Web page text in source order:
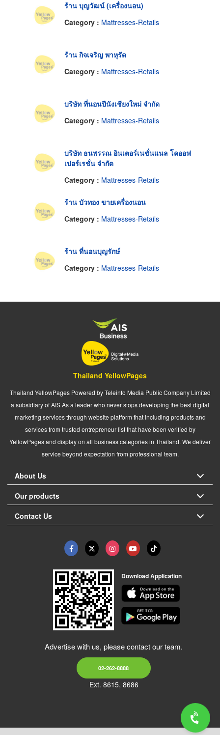
ร้าน บุญวัฒน์ (เครื่องนอน)
Category : Mattresses-Retails
ร้าน กิจเจริญ พาหุรัด
Category : Mattresses-Retails
บริษัท ที่นอนปีนังเชียงใหม่ จำกัด
Category : Mattresses-Retails
บริษัท ธนพรรณ อินเตอร์เนชั่นแนล โคออฟ
เปอร์เรชั่น จำกัด
Category : Mattresses-Retails
ร้าน บัวทอง ขายเครื่องนอน
Category : Mattresses-Retails
ร้าน ที่นอนบุญรักษ์
Category : Mattresses-Retails
Thailand YellowPages
Thailand YellowPages Powered by Teleinfo Media Public Company Limited
a subsidiary of AIS As a leader who never stops developing the best digital
marketing services through website platform that including products and
services from trusted entrepreneur list that have been verified by
YellowPages and display on all business categories in Thailand. We deliver
service beyond expectation from professional team.
About Us
Our products
Contact Us
Download Application
Advertise with us, please contact our team.
02-262-8888
Ext. 8615, 8686